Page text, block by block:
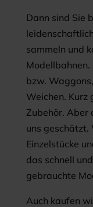
Dann sind Sie
sammeln und
bzw.
Weichen.
Zubehör. Aber
uns
Einzelstücke
das schnell
gebrauchte
Auch kaufen